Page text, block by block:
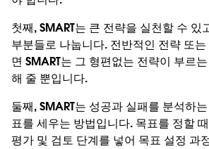
첫째, SMART는 큰 전략을 실천할 수 있
부분들로 나눕니다. 전반적인 전략 또
면 SMART는 그 형편없는 전략이 부르
해 줄 뿐입니다.
둘째, SMART는 성공과 실패를 분석하
표를 세우는 방법입니다. 목표를 정할
평가 및 검토 단계를 넣어 목표 설정 과